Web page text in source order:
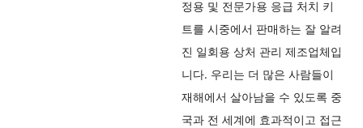
정용 및 전문가용 응급 처치 키
트를 시중에서 판매하는 잘 알려
진 일회용 상처 관리 제조업체입
니다. 우리는 더 많은 사람들이
재해에서 살아남을 수 있도록 중
국과 전 세계에 효과적이고 접근